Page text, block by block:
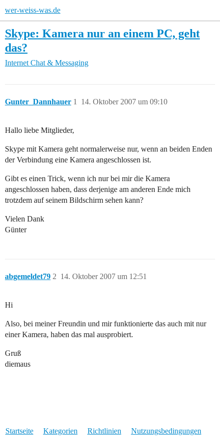
wer-weiss-was.de
Skype: Kamera nur an einem PC, geht
das?
Internet Chat & Messaging
Gunter_Dannhauer 14. Oktober 2007 um 09:10
1
Hallo liebe Mitglieder,
Skype mit Kamera geht normalerweise nur, wenn an beiden Enden
der Verbindung eine Kamera angeschlossen ist.
Gibt es einen Trick, wenn ich nur bei mir die Kamera
angeschlossen haben, dass derjenige am anderen Ende mich
trotzdem auf seinem Bildschirm sehen kann?
Vielen Dank
Günter
abgemeldet79 14. Oktober 2007 um 12:51
2
Hi
Also, bei meiner Freundin und mir funktionierte das auch mit nur
einer Kamera, haben das mal ausprobiert.
Gruß
diemaus
Startseite Kategorien Richtlinien Nutzungsbedingungen